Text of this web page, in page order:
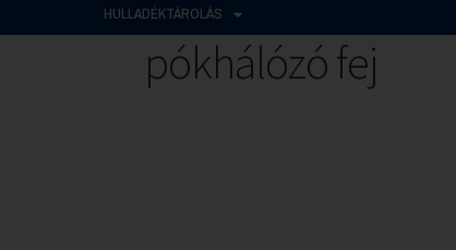
HULLADÉKTÁROLÁS
pókhálózó fej